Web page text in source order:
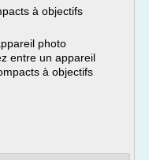
à objectifs
photo
entre un appareil
à objectifs